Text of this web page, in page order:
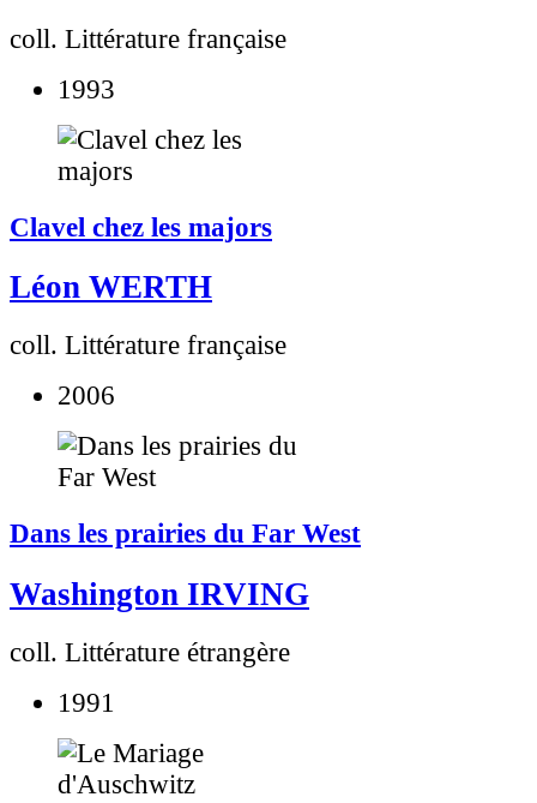
coll. Littérature française
1993
Clavel chez les majors
Léon WERTH
coll. Littérature française
2006
Dans les prairies du Far West
Washington IRVING
coll. Littérature étrangère
1991